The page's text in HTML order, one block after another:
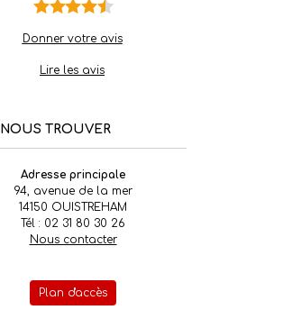
Donner votre avis
Lire les avis
NOUS TROUVER
Adresse principale
94, avenue de la mer
14150 OUISTREHAM
Tél : 02 31 80 30 26
Nous contacter
Plan d'accès